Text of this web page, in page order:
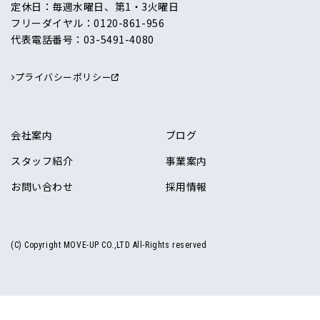
定休日：毎週水曜日、第1・3火曜日
フリーダイヤル：0120-861-956
代表電話番号： 03-5491-4080
プライバシーポリシー
会社案内
ブログ
事業案内
採用情報
スタッフ紹介
お問い合わせ
(C) Copyright MOVE-UP CO.,LTD All-Rights reserved